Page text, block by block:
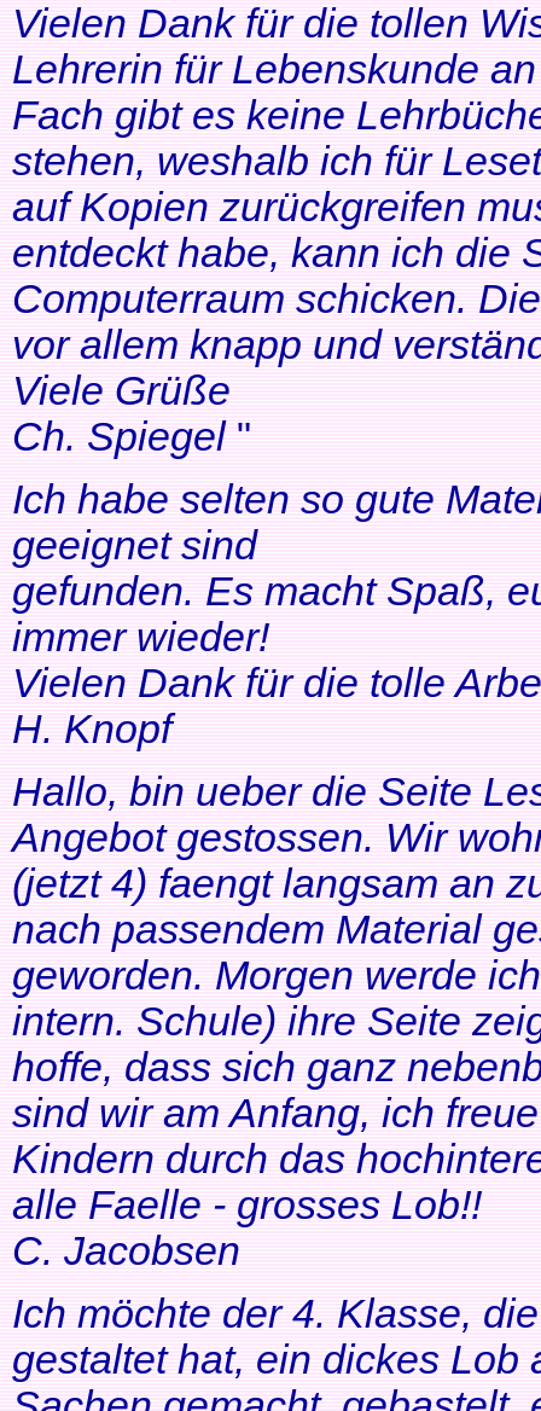
Vielen Dank für die tollen
Lehrerin für Lebenskunde
Fach gibt es keine
stehen, weshalb ich für
auf Kopien zurückgreifen
entdeckt habe, kann ich die
Computerraum schicken.
vor allem knapp und
Viele Grüße
Ch. Spiegel"
Ich habe selten so gute
geeignet sind
gefunden. Es macht Spaß,
immer wieder!
Vielen Dank für die tolle
H. Knopf
Hallo, bin ueber die Seite
Angebot gestossen. Wir
(jetzt 4) faengt langsam an
nach passendem Material
geworden. Morgen werde
intern. Schule) ihre Seite
hoffe, dass sich ganz
sind wir am Anfang, ich
Kindern durch das
alle Faelle - grosses Lob!!
C. Jacobsen
Ich möchte der 4. Klasse,
gestaltet hat, ein dickes Lob